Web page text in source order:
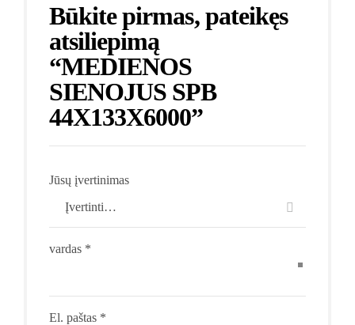
Būkite pirmas, pateikęs
atsiliepimą
“MEDIENOS
SIENOJUS SPB
44X133X6000”
Jūsų įvertinimas
vardas *
El. paštas *